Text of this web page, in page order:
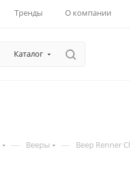
Тренды О компании
Каталог
— Вееры — Веер Renner